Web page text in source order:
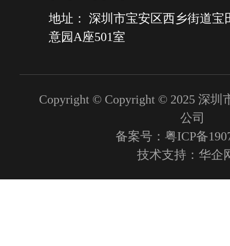
地址： 深圳市宝安区西乡街道宝
意园A座501室
Copyright © Copyright © 2025 深圳
公司
备案号：粤ICP备
技术支持： 华企